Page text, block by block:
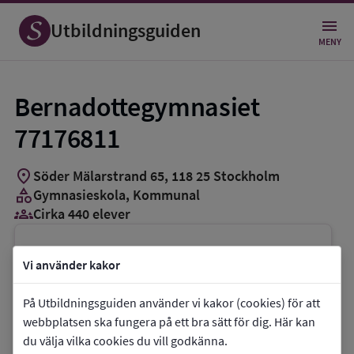
Vi använder kakor
På Utbildningsguiden använder vi kakor (cookies) för att
webbplatsen ska fungera på ett bra sätt för dig. Här kan
du välja vilka cookies du vill godkänna.
Utbildningsguiden MENY
Bernadottegymnasiet
77176811
location_on Söder Mälarstrand 65, 11825 Stockholm
categoryGymnasieskola, Kommunal
groups_3Cirka 440 elever
Vill du kontakta skolan?
phoneTelefon:08-50842120
mailE-post:adm.bernadotte@edu.stockholm.se
link Webbplats: Bernadottegymnasiet 77176811